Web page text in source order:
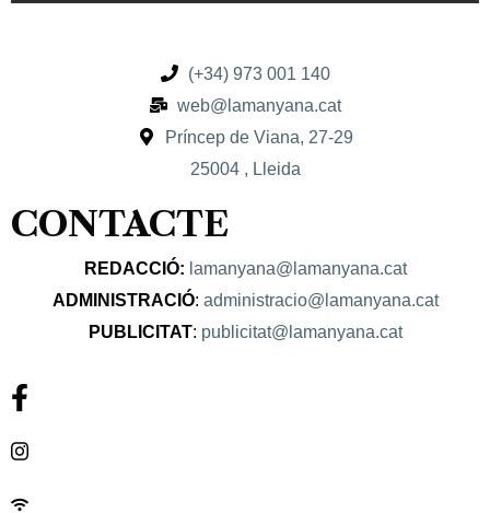
(+34) 973 001 140
web@lamanyana.cat
Príncep de Viana, 27-29
25004 , Lleida
CONTACTE
REDACCIÓ: lamanyana@lamanyana.cat
ADMINISTRACIÓ: administracio@lamanyana.cat
PUBLICITAT: publicitat@lamanyana.cat